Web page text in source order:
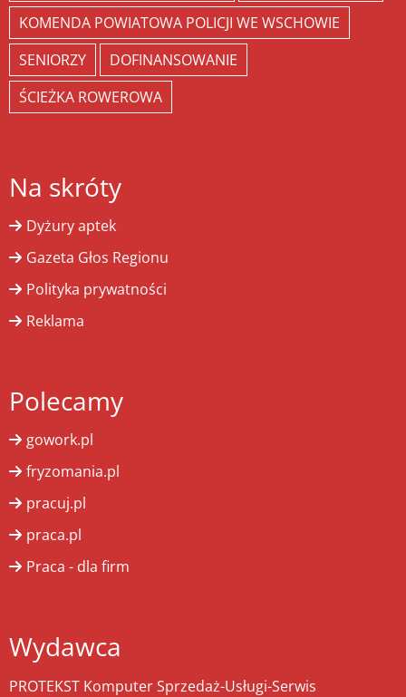
KOMENDA POWIATOWA POLICJI WE WSCHOWIE
SENIORZY
DOFINANSOWANIE
ŚCIEŻKA ROWEROWA
Na skróty
Dyżury aptek
Gazeta Głos Regionu
Polityka prywatności
Reklama
Polecamy
gowork.pl
fryzomania.pl
pracuj.pl
praca.pl
Praca - dla firm
Wydawca
PROTEKST Komputer Sprzedaż-Usługi-Serwis